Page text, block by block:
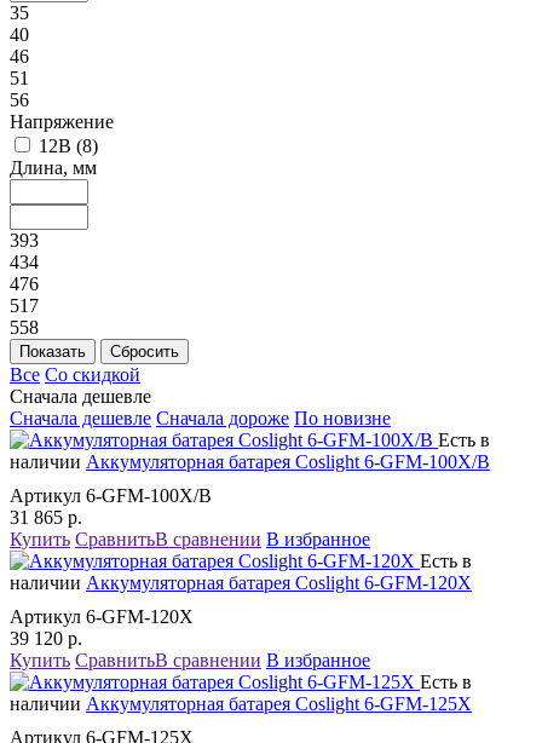
35
40
46
51
56
Напряжение
12В (8)
Длина, мм
393
434
476
517
558
Все Со скидкой
Сначала дешевле
Сначала дешевле Сначала дороже По новизне
Есть в
наличии Аккумуляторная батарея Coslight 6-GFM-100X/В
Артикул 6-GFM-100X/В
31 865 р.
Купить СравнитьВ сравнении В избранное
Есть в
наличии Аккумуляторная батарея Coslight 6-GFM-120X
Артикул 6-GFM-120X
39 120 р.
Купить СравнитьВ сравнении В избранное
Есть в
наличии Аккумуляторная батарея Coslight 6-GFM-125X
Артикул 6-GFM-125X